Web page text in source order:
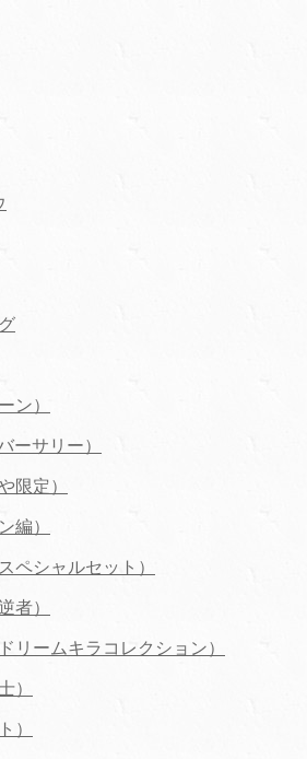
ン）
ーサリー）
限定）
編）
ペシャルセット）
者）
リームキラコレクション）
）
）